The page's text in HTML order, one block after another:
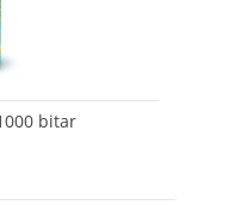
bitar